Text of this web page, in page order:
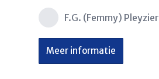
F.G. (Femmy) Pleyzier
Meer informatie